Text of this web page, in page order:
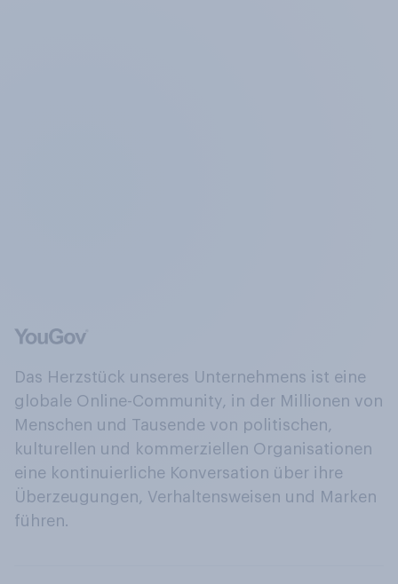
Das Herzstück unseres Unternehmens ist eine
globale Online-Community, in der Millionen von
Menschen und Tausende von politischen,
kulturellen und kommerziellen Organisationen
eine kontinuierliche Konversation über ihre
Überzeugungen, Verhaltensweisen und Marken
führen.